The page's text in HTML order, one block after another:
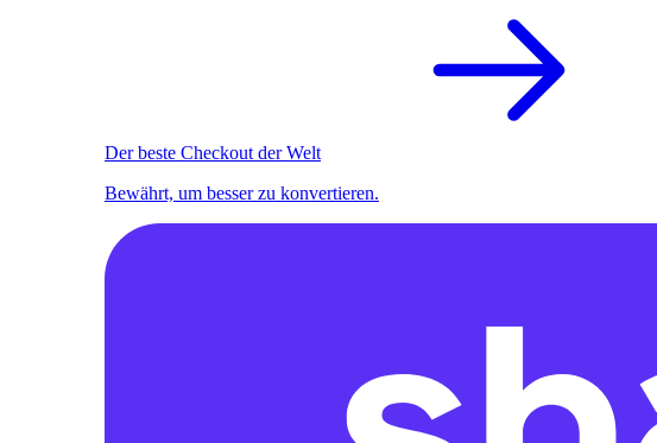
Der beste Checkout der Welt
Bewährt, um besser zu konvertieren.